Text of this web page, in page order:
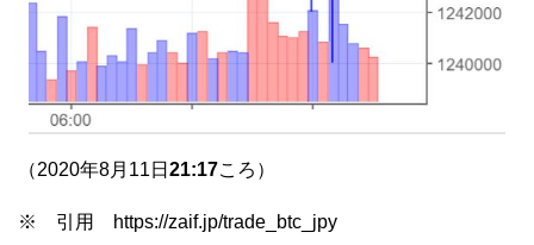
（2020年8月11日 21:17ころ）
※ 引用 https://zaif.jp/trade_btc_jpy